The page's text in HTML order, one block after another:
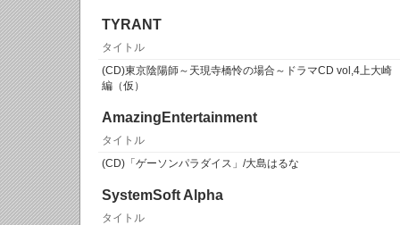
TYRANT
タイトル
(CD)東京陰陽師～天現寺橋怜の場合～ドラマCD vol,4上大崎
編（仮）
AmazingEntertainment
タイトル
(CD)「ゲーソンパラダイス」/大島はるな
SystemSoft Alpha
タイトル